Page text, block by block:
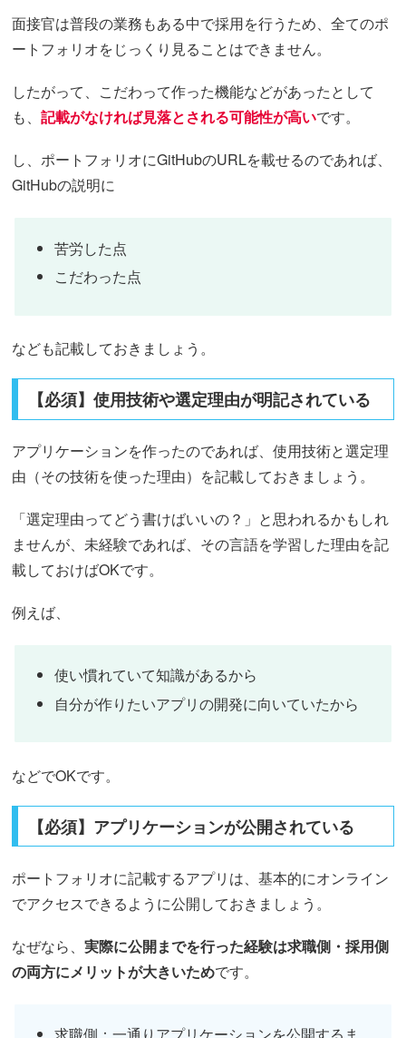
面接官は普段の業務もある中で採用を行うため、全てのポ
ートフォリオをじっくり見ることはできません。
したがって、こだわって作った機能などがあったとして
も、記載がなければ見落とされる可能性が高いです。
し、ポートフォリオにGitHubのURLを載せるのであれば、
GitHubの説明に
苦労した点
こだわった点
なども記載しておきましょう。
【必須】使用技術や選定理由が明記されている
アプリケーションを作ったのであれば、使用技術と選定理
由（その技術を使った理由）を記載しておきましょう。
「選定理由ってどう書けばいいの？」と思われるかもしれ
ませんが、未経験であれば、その言語を学習した理由を記
載しておけばOKです。
例えば、
使い慣れていて知識があるから
自分が作りたいアプリの開発に向いていたから
などでOKです。
【必須】アプリケーションが公開されている
ポートフォリオに記載するアプリは、基本的にオンライン
でアクセスできるように公開しておきましょう。
なぜなら、実際に公開までを行った経験は求職側・採用側
の両方にメリットが大きいためです。